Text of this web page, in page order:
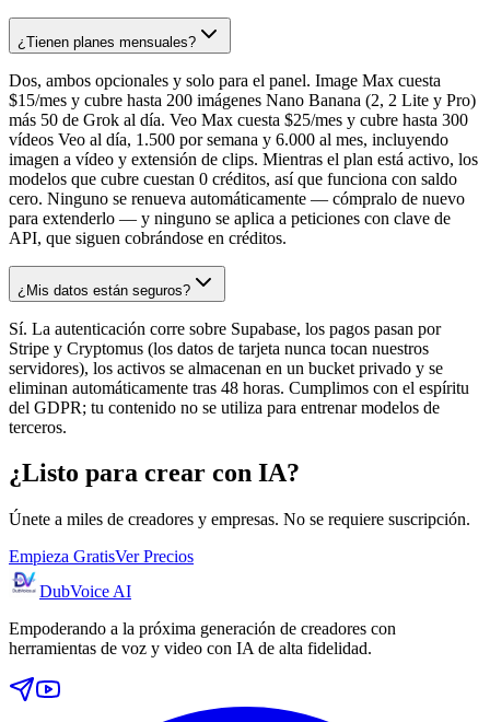
¿Tienen planes mensuales?
Dos, ambos opcionales y solo para el panel. Image Max cuesta
$15/mes y cubre hasta 200 imágenes Nano Banana (2, 2 Lite y Pro)
más 50 de Grok al día. Veo Max cuesta $25/mes y cubre hasta 300
vídeos Veo al día, 1.500 por semana y 6.000 al mes, incluyendo
imagen a vídeo y extensión de clips. Mientras el plan está activo, los
modelos que cubre cuestan 0 créditos, así que funciona con saldo
cero. Ninguno se renueva automáticamente — cómpralo de nuevo
para extenderlo — y ninguno se aplica a peticiones con clave de
API, que siguen cobrándose en créditos.
¿Mis datos están seguros?
Sí. La autenticación corre sobre Supabase, los pagos pasan por
Stripe y Cryptomus (los datos de tarjeta nunca tocan nuestros
servidores), los activos se almacenan en un bucket privado y se
eliminan automáticamente tras 48 horas. Cumplimos con el espíritu
del GDPR; tu contenido no se utiliza para entrenar modelos de
terceros.
¿Listo para crear con IA?
Únete a miles de creadores y empresas. No se requiere suscripción.
Empieza GratisVer Precios
DubVoice AI
Empoderando a la próxima generación de creadores con
herramientas de voz y video con IA de alta fidelidad.